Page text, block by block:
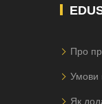
Про
Умови
Як